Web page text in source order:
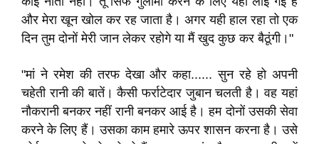
और मेरा खून खोल कर रह जाता है। अगर यही हाल रहा तो एक
दिन तुम दोनों मेरी जान लेकर रहोगे या मैं खुद कुछ कर बैठूंगी।"
"मां ने रमेश की तरफ देखा और कहा...... सुन रहे हो अपनी
चहेती रानी की बातें। कैसी फर्राटेदार जुबान चलती है। वह यहां
नौकरानी बनकर नहीं रानी बनकर आई है। हम दोनों उसकी सेवा
करने के लिए हैं। उसका काम हमारे ऊपर शासन करना है। उसे